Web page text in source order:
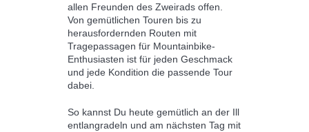
seinem Ziel näher. Vielleicht erfreut
sich diese Sportart gerade deshalb so
viel Zulauf wie noch nie. Und das
Montafon ist für Kletterbegeisterte ein
wahres Eldorado in den Alpen.
Anfänger und Profis finden hier in
herausfordernde Klettersteige und
knifflige Wände mit atemberaubender